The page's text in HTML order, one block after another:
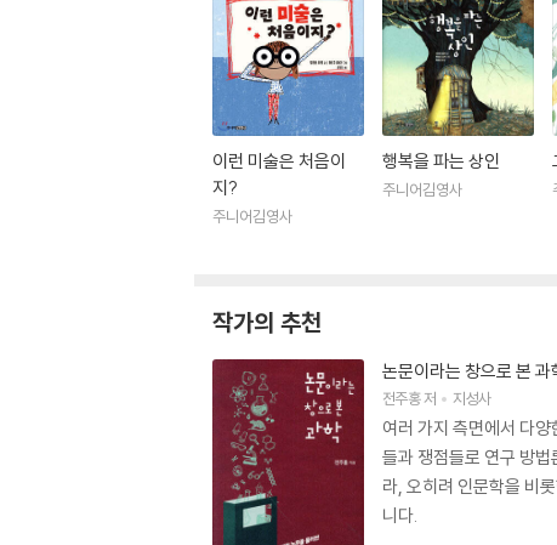
이런 미술은 처음이
지?
주니어김영사
행복을 파는 상인
주니어김영사
작가의 추천
논문이라는 창으로 본 과
전주홍저 지성사
여러 가지 측면에서 다
들과 쟁점들로 연구 방
라, 오히려 인문학을 비
니다.